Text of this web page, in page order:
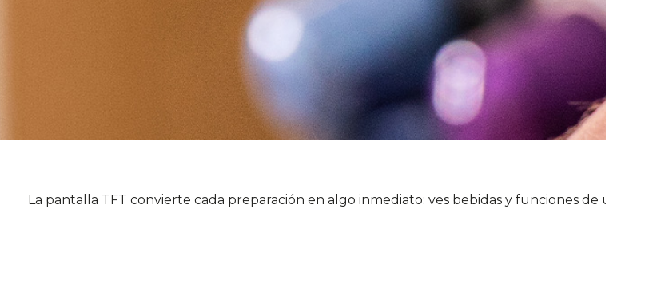
La pantalla TFT convierte cada preparación en algo inmediato: ves bebidas y funciones de un